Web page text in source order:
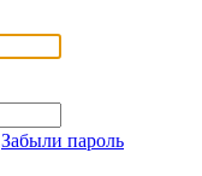
Забыли пароль